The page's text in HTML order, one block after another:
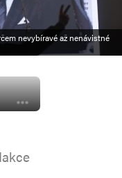
nevybíravé až nenávistné